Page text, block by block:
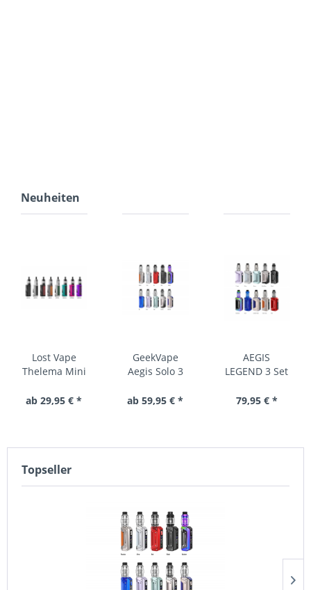
Neuheiten
Lost Vape
Thelema Mini
UB Lite 3,5 ml
ab 29,95 € *
GeekVape
Aegis Solo 3
ab 59,95 € *
AEGIS
LEGEND 3 Set
79,95 € *
Topseller